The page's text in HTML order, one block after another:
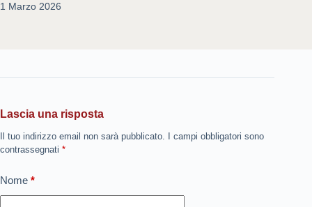
1 Marzo 2026
Lascia una risposta
Il tuo indirizzo email non sarà pubblicato.
I campi obbligatori sono
contrassegnati *
Nome *